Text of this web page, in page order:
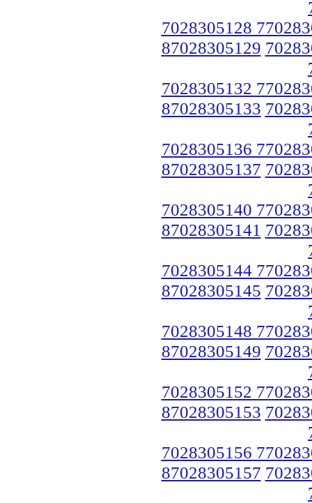
7028305128
87028305129
7028305132
87028305133
7028305136
87028305137
7028305140
87028305141
7028305144
87028305145
7028305148
87028305149
7028305152
87028305153
7028305156
87028305157